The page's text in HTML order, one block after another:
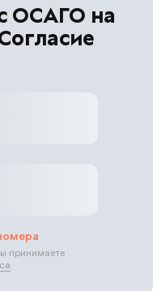
ОСАГО на
принимаете